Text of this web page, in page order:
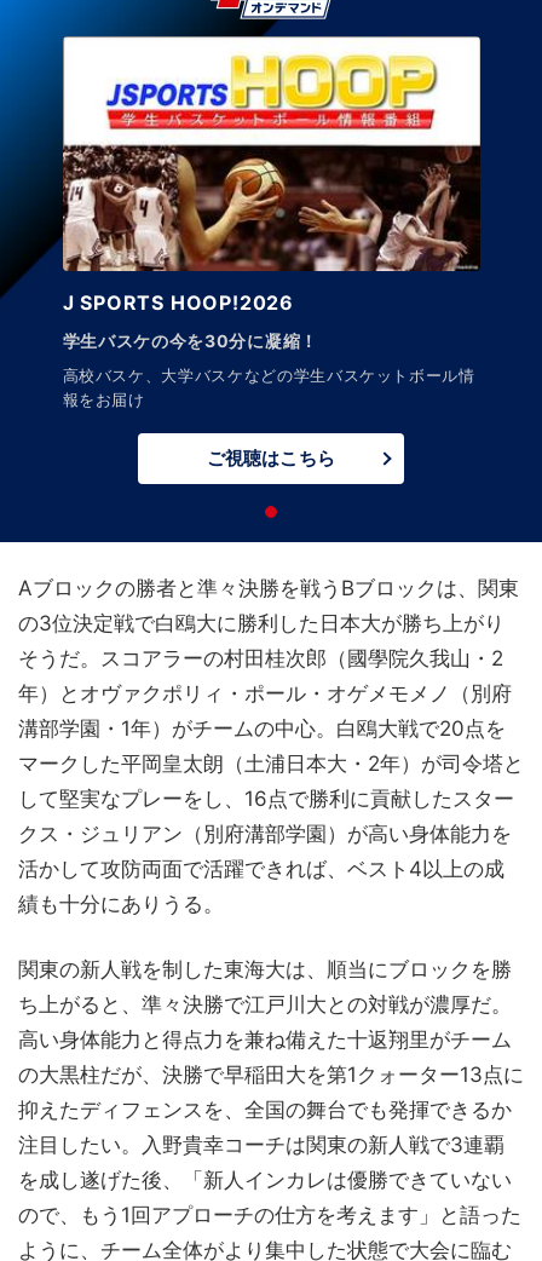
J SPORTS HOOP!2026
学生バスケの今を30分に凝縮！
高校バスケ、大学バスケなどの学生バスケットボール情
報をお届け
ご視聴はこちら
Aブロックの勝者と準々決勝を戦うBブロックは、関東
の3位決定戦で白鴎大に勝利した日本大が勝ち上がり
そうだ。スコアラーの村田桂次郎（國學院久我山・2
年）とオヴァクポリィ・ポール・オゲメモメノ（別府
溝部学園・1年）がチームの中心。白鴎大戦で20点を
マークした平岡皇太朗（土浦日本大・2年）が司令塔と
して堅実なプレーをし、16点で勝利に貢献したスター
クス・ジュリアン（別府溝部学園）が高い身体能力を
活かして攻防両面で活躍できれば、ベスト4以上の成
績も十分にありうる。
関東の新人戦を制した東海大は、順当にブロックを勝
ち上がると、準々決勝で江戸川大との対戦が濃厚だ。
高い身体能力と得点力を兼ね備えた十返翔里がチーム
の大黒柱だが、決勝で早稲田大を第1クォーター13点に
抑えたディフェンスを、全国の舞台でも発揮できるか
注目したい。入野貴幸コーチは関東の新人戦で3連覇
を成し遂げた後、「新人インカレは優勝できていない
ので、もう1回アプローチの仕方を考えます」と語った
ように、チーム全体がより集中した状態で大会に臨む